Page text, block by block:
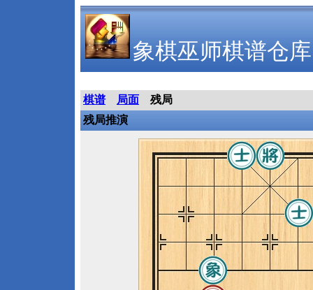
象棋巫师棋谱仓库
棋谱 局面
残局
残局推演